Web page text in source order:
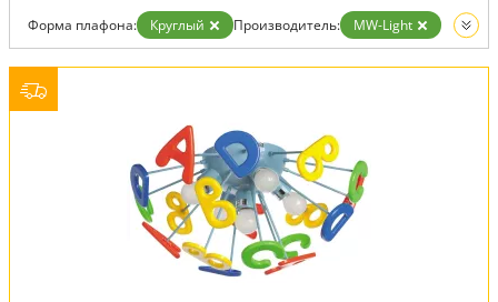
Форма плафона: Круглый Производитель:
MW-Light
Вид:
Светильники